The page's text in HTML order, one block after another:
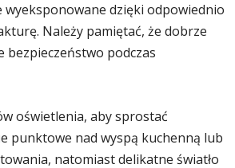
dzięki odpowiednio
Należy pamiętać, że dobrze
podczas
oświetlenia, aby sprostać
punktowe nad wyspą kuchenną lub
natomiast delikatne światło